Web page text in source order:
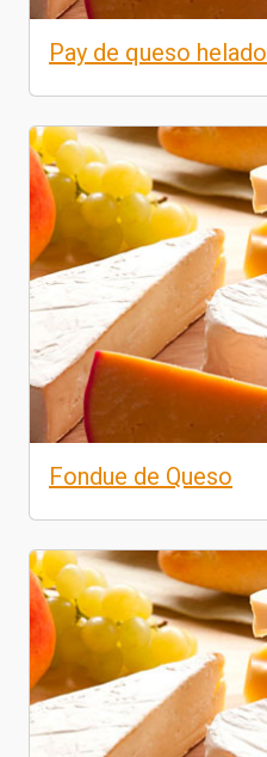
Pay de queso helado
Fondue de Queso